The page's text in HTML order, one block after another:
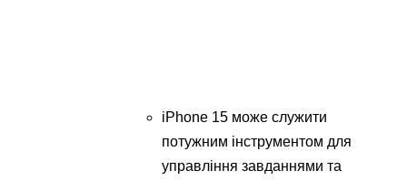
iPhone 15 може служити
потужним інструментом для
управління завданнями та